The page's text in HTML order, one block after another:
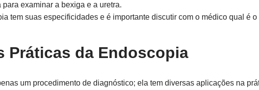
para examinar a bexiga e a uretra.
tem suas especificidades e é importante discutir com o médico qual é
Práticas da Endoscopia
um procedimento de diagnóstico; ela tem diversas aplicações na